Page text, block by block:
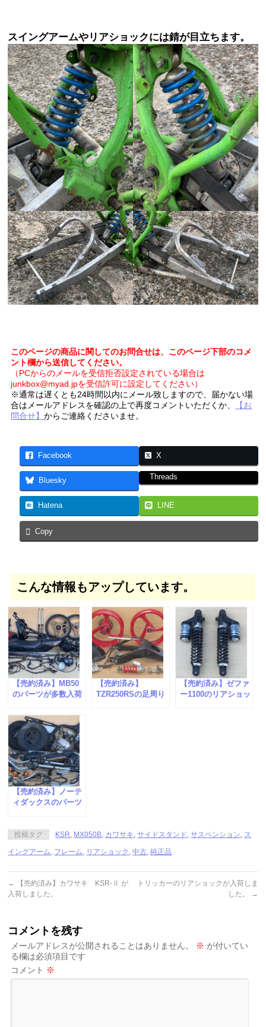
スイングアームやリアショックには錆が目立ちます。
このページの商品に関してのお問合せは、このページ下部のコメ
ント欄から送信してください。
（PCからのメールを受信拒否設定されている場合は
junkbox@myad.jpを受信許可に設定してください）
※通常は遅くとも24時間以内にメール致しますので、届かない場
合はメールアドレスを確認の上で再度コメントいただくか、
【お
問合せ】からご連絡くださいませ。
Facebook X
Bluesky Threads
Hatena LINE
Copy
こんな情報もアップしています。
【売約済み】MB50
のパーツが多数入荷
【売約済み】
TZR250RSの足周り
【売約済み】ゼファ
ー1100のリアショッ
【売約済み】ノーテ
ィダックスのパーツ
投稿タグ KSR MX050B カワサキ ,サイドスタンド ,サスペンション ス
イングアーム フレーム リアショック ,中古 ,純正品
←
【売約済み】カワサキ KSR-Ⅱ が
入荷しました。
トリッカーのリアショックが入荷しま
した。
→
コメントを残す
メールアドレスが公開されることはありません。 ※ が付いてい
る欄は必須項目です
コメント ※